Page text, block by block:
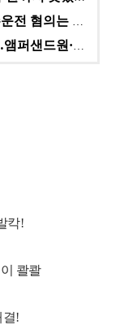
이재룡, '술타기' 혐의로 재판…음주운전 혐의는 미적용…
더 강력해진 '2026 KWDA' 라인업…앰퍼샌드원·나…